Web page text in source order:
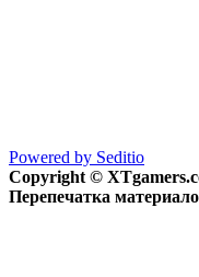
Powered by Seditio
Copyright ©
Перепечатка